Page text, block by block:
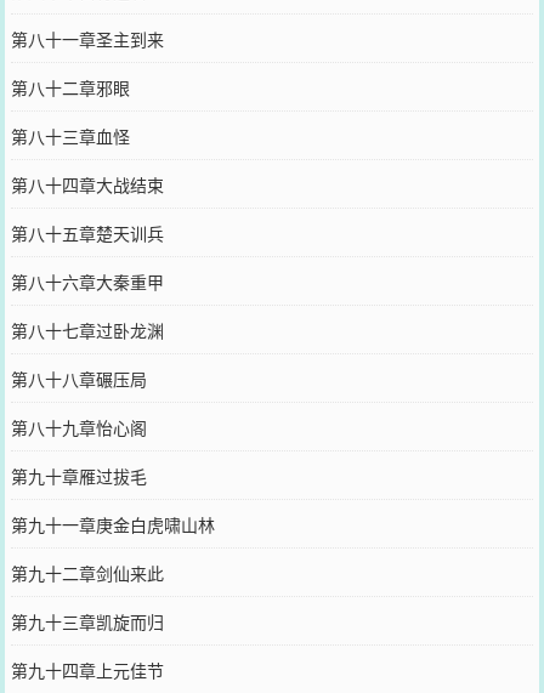
第八十一章圣主到来
第八十二章邪眼
第八十三章血怪
第八十四章大战结束
第八十五章楚天训兵
第八十六章大秦重甲
第八十七章过卧龙渊
第八十八章碾压局
第八十九章怡心阁
第九十章雁过拔毛
第九十一章庚金白虎啸山林
第九十二章剑仙来此
第九十三章凯旋而归
第九十四章上元佳节